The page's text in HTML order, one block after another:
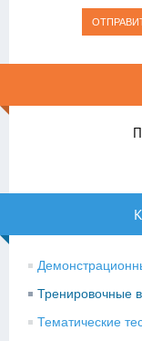
Тренировочные
Тематические